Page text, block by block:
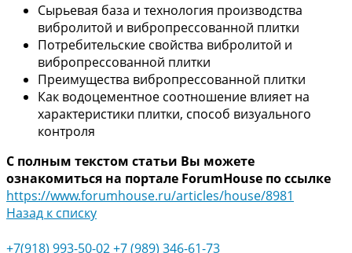
Сырьевая база и технология производства
вибролитой и вибропрессованной плитки
Потребительские свойства вибролитой и
вибропрессованной плитки
Преимущества вибропрессованной плитки
Как водоцементное соотношение влияет на
характеристики плитки, способ визуального
контроля
С полным текстом статьи Вы можете
ознакомиться на портале ForumHouse по ссылке
https://www.forumhouse.ru/articles/house/8981
Назад к списку
+7(918) 993-50-02+7 (989) 346-61-73